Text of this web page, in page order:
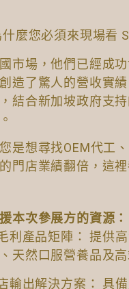
麼您必須來現場看
市場，他們已經成
造了驚人的營收實
結合新加坡政府支
是想尋找OEM代工
門店業績翻倍，這
本次參展方的資源：
利產品矩陣： 提供
天然口服營養品及
輸出解決方案： 具